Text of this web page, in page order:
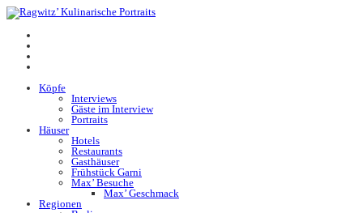
Köpfe
Interviews
Gäste im Interview
Portraits
Häuser
Hotels
Restaurants
Gasthäuser
Frühstück Garni
Max’ Besuche
Max’ Geschmack
Regionen